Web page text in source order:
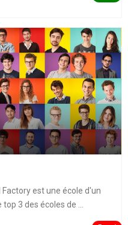
Factory est une école d'un
3 des écoles de ...